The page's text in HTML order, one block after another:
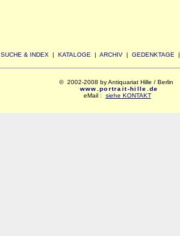
SUCHE & INDEX | KATALOGE | ARCHIV | GEDENKTAGE
© 2002-2008 by Antiquariat Hille / Berlin
www.portrait-hille.de
eMail : siehe KONTAKT